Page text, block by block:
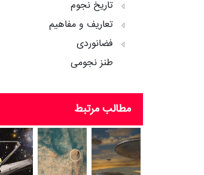
تاریخ نجوم
تعاریف و مفاهیم
فضانوردی
طنز نجومی
مطالب مرتبط